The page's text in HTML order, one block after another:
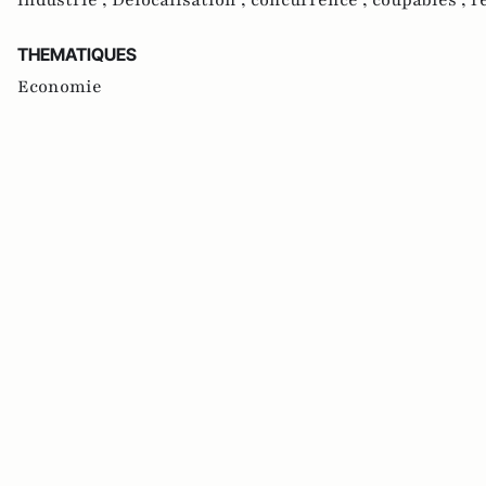
THEMATIQUES
Economie